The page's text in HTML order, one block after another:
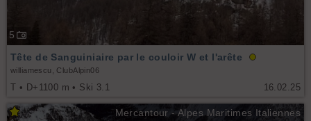
5
16.02.25
Tête de Sanguiniaire par le couloir W et l'arête
williamescu, ClubAlpin06
T • D+1100 m • Ski 3.1
Mercantour - Alpes Maritimes Italiennes